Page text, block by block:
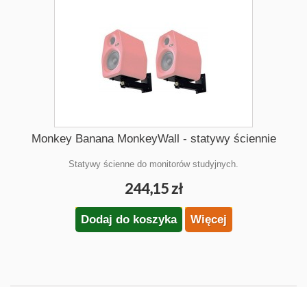
Monkey Banana MonkeyWall - statywy ściennie
Statywy ścienne do monitorów studyjnych.
244,15 zł
Dodaj do koszyka Więcej